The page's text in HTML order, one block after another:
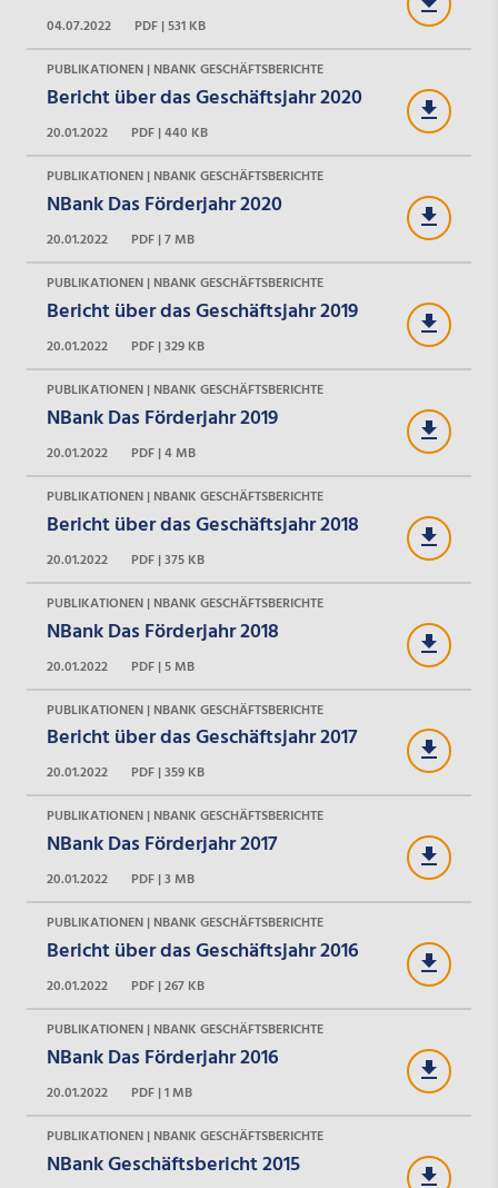
04.07.2022
PDF | 531 KB
PUBLIKATIONEN | NBANK GESCHÄFTSBERICHTE
Bericht über das Geschäftsjahr 2020
20.01.2022
PDF | 440 KB
PUBLIKATIONEN | NBANK GESCHÄFTSBERICHTE
NBank Das Förderjahr 2020
20.01.2022
PDF | 7 MB
PUBLIKATIONEN | NBANK GESCHÄFTSBERICHTE
Bericht über das Geschäftsjahr 2019
20.01.2022
PDF | 329 KB
PUBLIKATIONEN | NBANK GESCHÄFTSBERICHTE
NBank Das Förderjahr 2019
20.01.2022
PDF | 4 MB
PUBLIKATIONEN | NBANK GESCHÄFTSBERICHTE
Bericht über das Geschäftsjahr 2018
20.01.2022
PDF | 375 KB
PUBLIKATIONEN | NBANK GESCHÄFTSBERICHTE
NBank Das Förderjahr 2018
20.01.2022
PDF | 5 MB
PUBLIKATIONEN | NBANK GESCHÄFTSBERICHTE
Bericht über das Geschäftsjahr 2017
20.01.2022
PDF | 359 KB
PUBLIKATIONEN | NBANK GESCHÄFTSBERICHTE
NBank Das Förderjahr 2017
20.01.2022
PDF | 3 MB
PUBLIKATIONEN | NBANK GESCHÄFTSBERICHTE
Bericht über das Geschäftsjahr 2016
20.01.2022
PDF | 267 KB
PUBLIKATIONEN | NBANK GESCHÄFTSBERICHTE
NBank Das Förderjahr 2016
20.01.2022
PDF | 1 MB
PUBLIKATIONEN | NBANK GESCHÄFTSBERICHTE
NBank Geschäftsbericht 2015